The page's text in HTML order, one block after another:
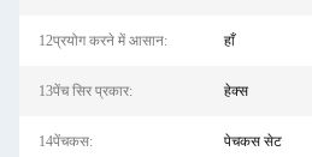
12प्रयोग करने में आसान: हाँ
13पेंच सिर प्रकार: हेक्स
14पेंचकस: पेचकस सेट